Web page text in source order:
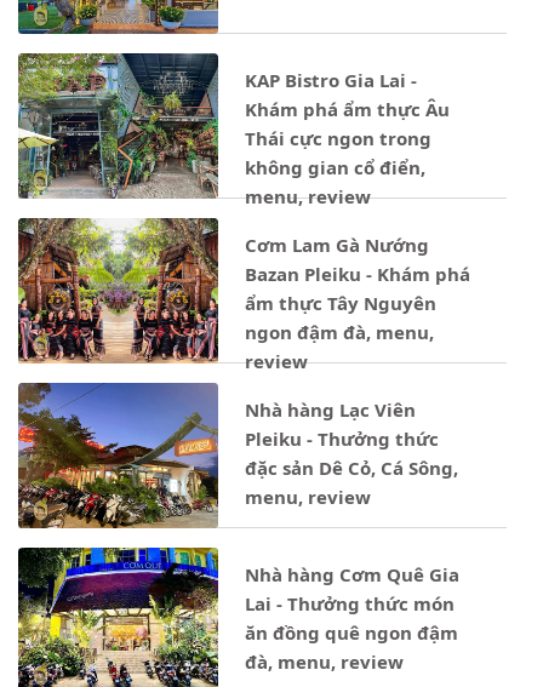
KAP Bistro Gia Lai -
Khám phá ẩm thực Âu
Thái cực ngon trong
không gian cổ điển,
menu, review
Cơm Lam Gà Nướng
Bazan Pleiku - Khám phá
ẩm thực Tây Nguyên
ngon đậm đà, menu,
review
Nhà hàng Lạc Viên
Pleiku - Thưởng thức
đặc sản Dê Cỏ, Cá Sông,
menu, review
Nhà hàng Cơm Quê Gia
Lai - Thưởng thức món
ăn đồng quê ngon đậm
đà, menu, review